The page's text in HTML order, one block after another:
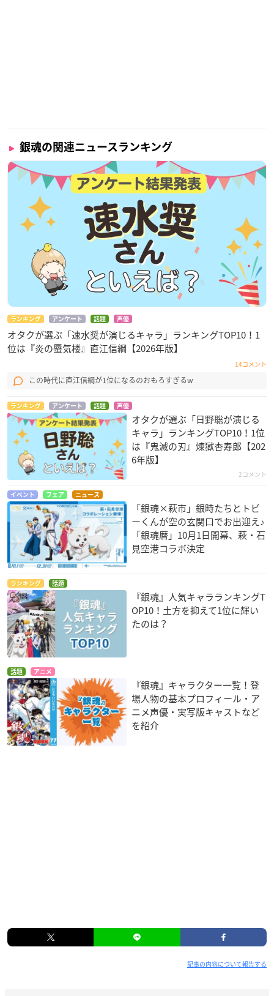
銀魂の関連ニュースランキング
ランキング アンケート 話題 声優
オタクが選ぶ「速水奨が演じるキャラ」ランキングTOP10！1
位は『炎の蜃気楼』直江信綱【2026年版】
14コメント
この時代に直江信綱が1位になるのおもろすぎるw
ランキング アンケート 話題 声優
オタクが選ぶ「日野聡が演じる
キャラ」ランキングTOP10！1位
は『鬼滅の刃』煉󠄁獄杏寿郎【202
6年版】
2コメント
イベント フェア ニュース
「銀魂×萩市」銀時たちとトビ
ーくんが空の玄関口でお出迎え♪
「銀魂暦」10月1日開幕、萩・石
見空港コラボ決定
ランキング 話題
『銀魂』人気キャラランキングT
OP10！土方を抑えて1位に輝い
たのは？
話題 アニメ
『銀魂』キャラクター一覧！登
場人物の基本プロフィール・ア
ニメ声優・実写版キャストなど
を紹介
記事の内容について報告する